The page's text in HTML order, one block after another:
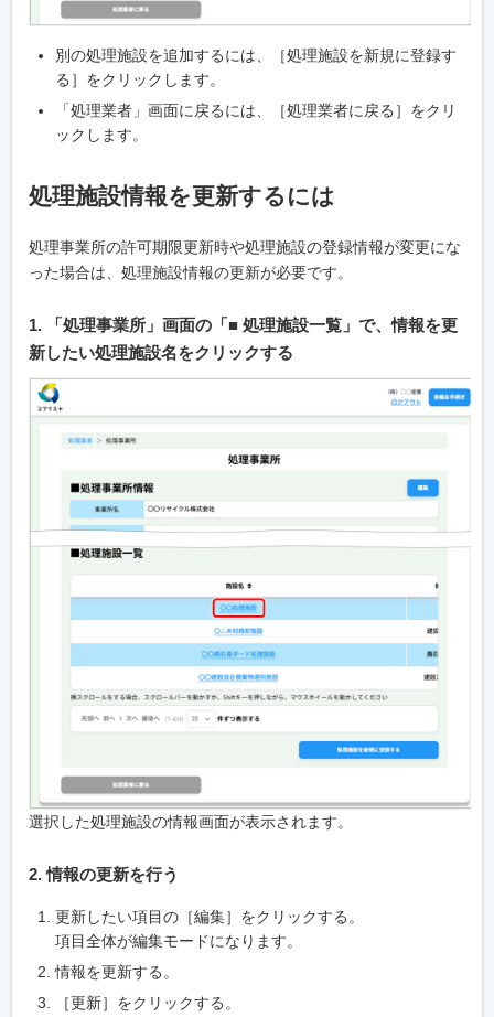
別の処理施設を追加するには、［処理施設を新規に登録す
る］をクリックします。
「処理業者」画面に戻るには、［処理業者に戻る］をクリ
ックします。
処理施設情報を更新するには
処理事業所の許可期限更新時や処理施設の登録情報が変更にな
った場合は、処理施設情報の更新が必要です。
1. 「処理事業所」画面の「■ 処理施設一覧」で、情報を更
新したい処理施設名をクリックする
選択した処理施設の情報画面が表示されます。
2. 情報の更新を行う
更新したい項目の［編集］をクリックする。
項目全体が編集モードになります。
情報を更新する。
［更新］をクリックする。